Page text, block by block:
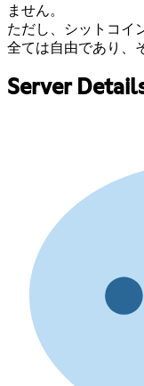
ません。
ただし、シットコイ
全ては自由であり、
Server